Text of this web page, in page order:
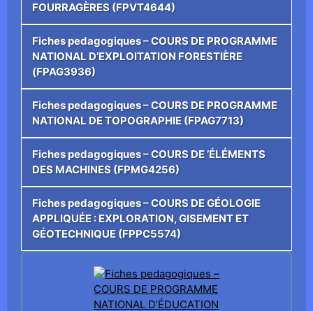
FOURRAGÈRES (FPVT4644)
Fiches pedagogiques – COURS DE PROGRAMME
NATIONAL D’EXPLOITATION FORESTIÈRE
(FPAG3936)
Fiches pedagogiques – COURS DE PROGRAMME
NATIONAL DE TOPOGRAPHIE (FPAG7713)
Fiches pedagogiques – COURS DE ’ÉLÉMENTS
DES MACHINES (FPMG4256)
Fiches pedagogiques – COURS DE GÉOLOGIE
APPLIQUÉE : EXPLORATION, GISEMENT ET
GÉOTECHNIQUE (FPPC5574)